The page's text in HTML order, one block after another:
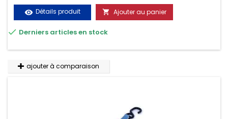
d'arrimer et de sécuriser vos chargements pendant le
transport. Matière polyester très résistante aux UV et aux
variations de températures, n'absorbe pas l'eau.
visibility Détails produit  Ajouter au panier
 Derniers articles en stock
ajouter à comparaison